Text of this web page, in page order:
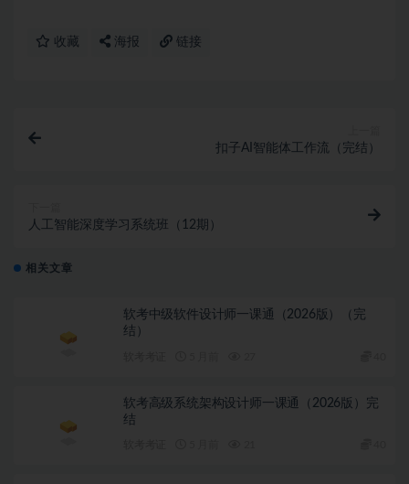
收藏 海报 链接
扣子AI智能体工作流（完结）
人工智能深度学习系统班（12期）
相关文章
软考中级软件设计师一课通（2026版）（完
结）
软考高级系统架构设计师一课通（2026版）完
结